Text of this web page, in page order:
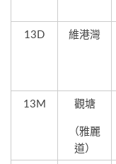
13D
維港灣
13M
觀塘
（雅麗
道）